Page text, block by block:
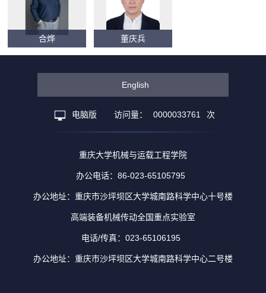
合烨 董庆兵
English
电脑版 访问量： 0000033761 次
重庆大学机械与运载工程学院
办公电话：86-023-65105795
办公地址：重庆市沙坪坝区大学城南路科学中心十号楼
高端装备机械传动全国重点实验室
电话/传真：023-65106195
办公地址：重庆市沙坪坝区大学城南路科学中心二号楼